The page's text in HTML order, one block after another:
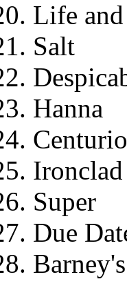
Life
Salt
Hanna
Ironclad
Super
Due